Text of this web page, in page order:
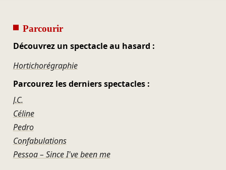
Parcourir
Découvrez un spectacle au hasard :
Hortichorégraphie
Parcourez les derniers spectacles :
J.C.
Céline
Pedro
Confabulations
Pessoa – Since I've been me